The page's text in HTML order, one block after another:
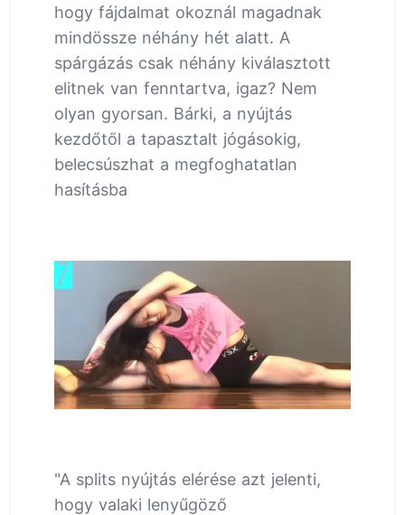
hogy fájdalmat okoznál magadnak
mindössze néhány hét alatt. A
spárgázás csak néhány kiválasztott
elitnek van fenntartva, igaz? Nem
olyan gyorsan. Bárki, a nyújtás
kezdőtől a tapasztalt jógásokig,
belecsúszhat a megfoghatatlan
hasításba
"A splits nyújtás elérése azt jelenti,
hogy valaki lenyűgöző